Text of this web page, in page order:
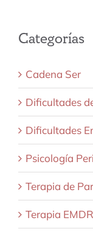
Categorías
Cadena Ser
Dificultades
Dificultades
Psicología
Terapia de
Terapia EMDR